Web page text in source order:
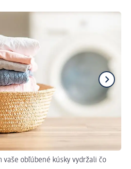
vaše obľúbené kúsky vydržali čo